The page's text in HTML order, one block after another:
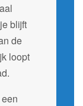
blijft
de
loopt